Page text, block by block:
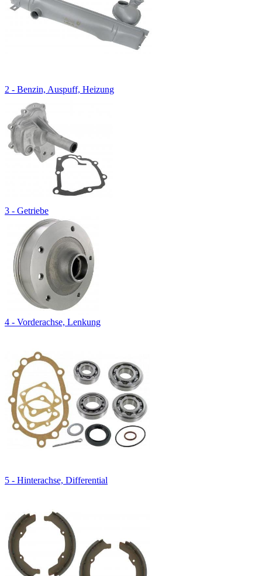
2 - Benzin, Auspuff, Heizung
3 - Getriebe
4 - Vorderachse, Lenkung
5 - Hinterachse, Differential